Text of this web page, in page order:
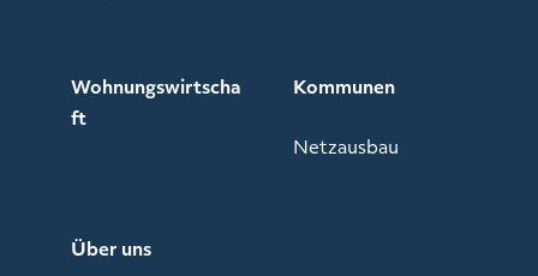
Wohnungswirtscha
ft
Kommunen
Netzausbau
Über uns